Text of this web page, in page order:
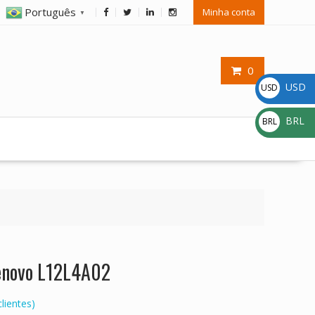
Português ▼ Minha conta
0
L12L4A02
USD
$
USD
BRL
R$
BRL